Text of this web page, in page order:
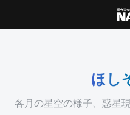
ほし
各月の星空の様子、惑星